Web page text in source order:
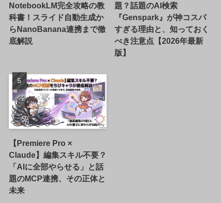
NotebookLM完全攻略の教
科書！スライド自動生成か
らNanoBanana連携まで徹
底解説
題？話題のAI検索
『Genspark』が神コスパ
すぎる理由と、知っておく
べき注意点【2026年最新
版】
【Premiere Pro ×
Claude】編集スキル不要？
「AIに全部やらせる」と話
題のMCP連携、その正体と
未来